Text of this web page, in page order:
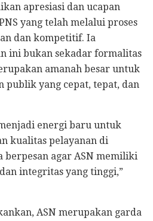
apresiasi dan ucapan
yang telah melalui proses
dan kompetitif. Ia
ini bukan sekadar formalitas
amanah besar untuk
publik yang cepat, tepat, dan
energi baru untuk
kualitas pelayanan di
berpesan agar ASN memiliki
integritas yang tinggi,”
ASN merupakan garda